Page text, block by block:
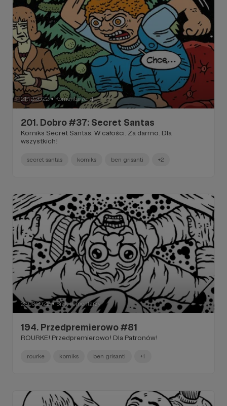
21.12.2022 ● Komentarze: 4
201. Dobro #37: Secret Santas
Komiks Secret Santas. W całości. Za darmo. Dla
wszystkich!
secret santas komiks ben grisanti +2
23.08.2022 ● Brak komentarzy
194. Przedpremierowo #81
ROURKE! Przedpremierowo! Dla Patronów!
rourke komiks ben grisanti +1